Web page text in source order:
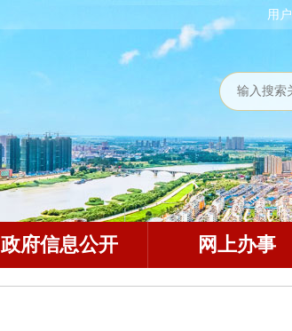
用
政府信息公开 网上办事